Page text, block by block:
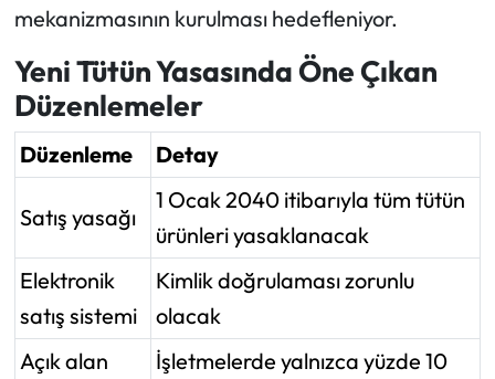
mekanizmasının kurulması hedefleniyor.
Yeni Tütün Yasasında Öne Çıkan
Düzenlemeler
Düzenleme Detay
Satış yasağı
1 Ocak 2040 itibarıyla tüm tütün
ürünleri yasaklanacak
Elektronik
satış sistemi
Kimlik doğrulaması zorunlu
olacak
Açık alan
İşletmelerde yalnızca yüzde 10